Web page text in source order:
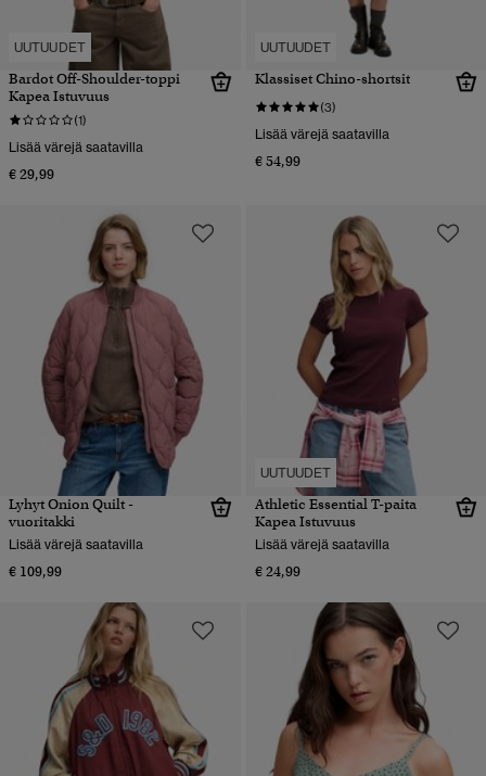
UUTUUDET
Bardot Off-Shoulder-toppi
Kapea Istuvuus
(1)
Lisää värejä saatavilla
€ 29,99
UUTUUDET
Klassiset Chino-shortsit
(3)
Lisää värejä saatavilla
€ 54,99
Lyhyt Onion Quilt -
vuoritakki
Lisää värejä saatavilla
€ 109,99
UUTUUDET
Athletic Essential T-paita
Kapea Istuvuus
Lisää värejä saatavilla
€ 24,99